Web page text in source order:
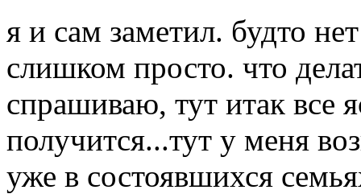
я и сам заметил. будто
слишком просто. что
спрашиваю, тут итак все
получится...тут у меня
уже в состоявшихся